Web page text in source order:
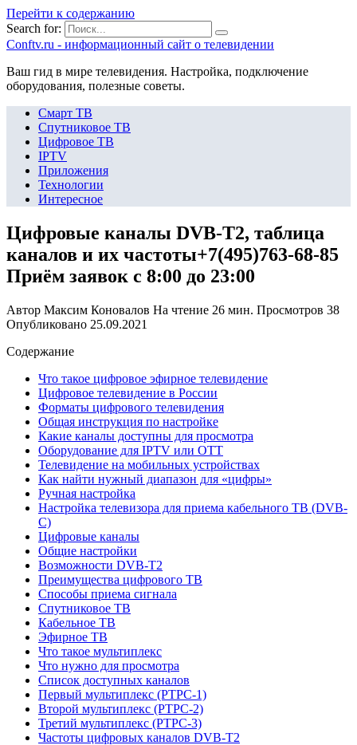
Перейти к содержанию
Search for:
Сonftv.ru - информационный сайт о телевидении
Ваш гид в мире телевидения. Настройка, подключение
оборудования, полезные советы.
Смарт ТВ
Спутниковое ТВ
Цифровое ТВ
IPTV
Приложения
Технологии
Интересное
Цифровые каналы DVB-T2, таблица
каналов и их частоты+7(495)763-68-85
Приём заявок с 8:00 до 23:00
Автор Максим Коновалов На чтение 26 мин. Просмотров 38
Опубликовано 25.09.2021
Содержание
Что такое цифровое эфирное телевидение
Цифровое телевидение в России
Форматы цифрового телевидения
Общая инструкция по настройке
Какие каналы доступны для просмотра
Оборудование для IPTV или OTT
Телевидение на мобильных устройствах
Как найти нужный диапазон для «цифры»
Ручная настройка
Настройка телевизора для приема кабельного ТВ (DVB-
C)
Цифровые каналы
Общие настройки
Возможности DVB-T2
Преимущества цифрового ТВ
Способы приема сигнала
Спутниковое ТВ
Кабельное ТВ
Эфирное ТВ
Что такое мультиплекс
Что нужно для просмотра
Список доступных каналов
Первый мультиплекс (РТРС-1)
Второй мультиплекс (РТРС-2)
Третий мультиплекс (РТРС-3)
Частоты цифровых каналов DVB-T2